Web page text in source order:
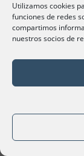
Utilizamos cookies
funciones de redes
compartimos
nuestros socios de
©Cámara